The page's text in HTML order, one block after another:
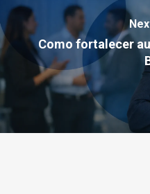
Como fortalecer